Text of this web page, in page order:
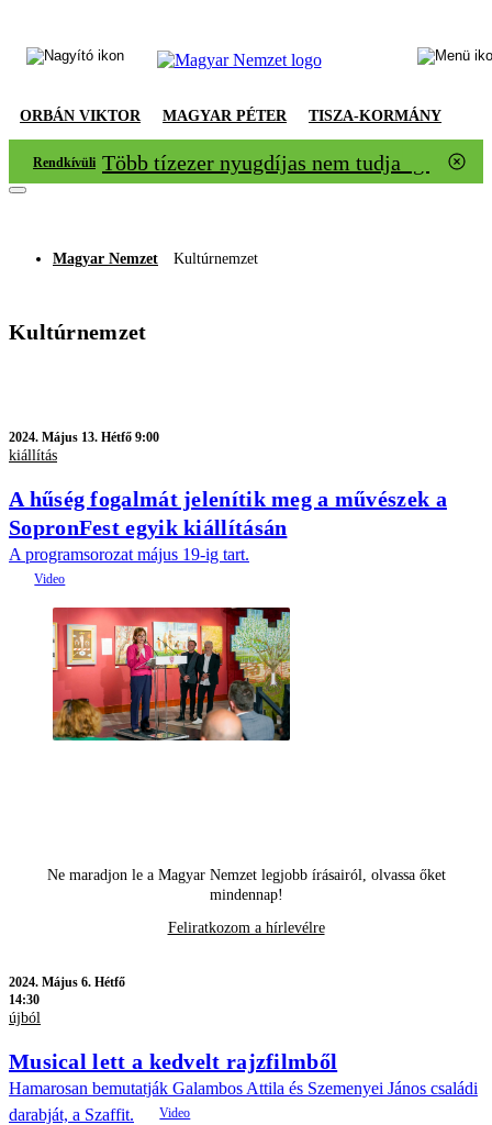
ORBÁN VIKTOR MAGYAR PÉTER TISZA-KORMÁNY
Rendkívüli Több tízezer nyugdíjas nem tudja igazolni
Magyar Nemzet Kultúrnemzet
Kultúrnemzet
2024. Május 13. Hétfő 9:00
kiállítás
A hűség fogalmát jelenítik meg a művészek a
SopronFest egyik kiállításán
A programsorozat május 19-ig tart.
Ne maradjon le a Magyar Nemzet legjobb írásairól, olvassa őket
mindennap!
Feliratkozom a hírlevélre
2024. Május 6. Hétfő
14:30
újból
Musical lett a kedvelt rajzfilmből
Hamarosan bemutatják Galambos Attila és Szemenyei János családi
darabját, a Szaffit.